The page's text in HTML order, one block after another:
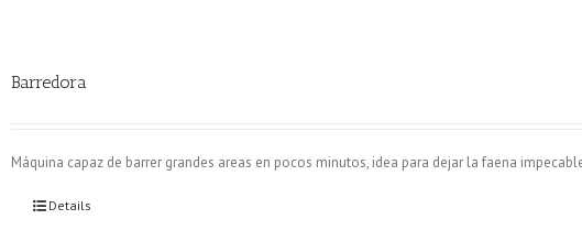
Barredora
Máquina capaz de barrer grandes areas en pocos minutos, idea para dejar la faena
Details